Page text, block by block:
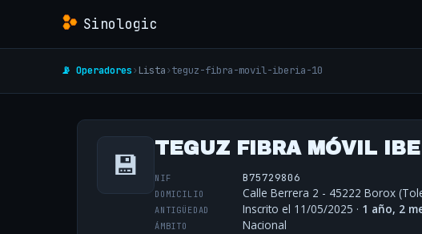
Sinologic
📡 Operadores› Lista›teguz-fibra-movil-iberia-10
💾 TEGUZ FIBRA MÓVIL
NIF B75729806
DOMICILIO Calle Berrera 2 - 45222 Borox
ANTIGÜEDAD Inscrito el 11/05/2025 · 1 año, 2
ÁMBITO Nacional